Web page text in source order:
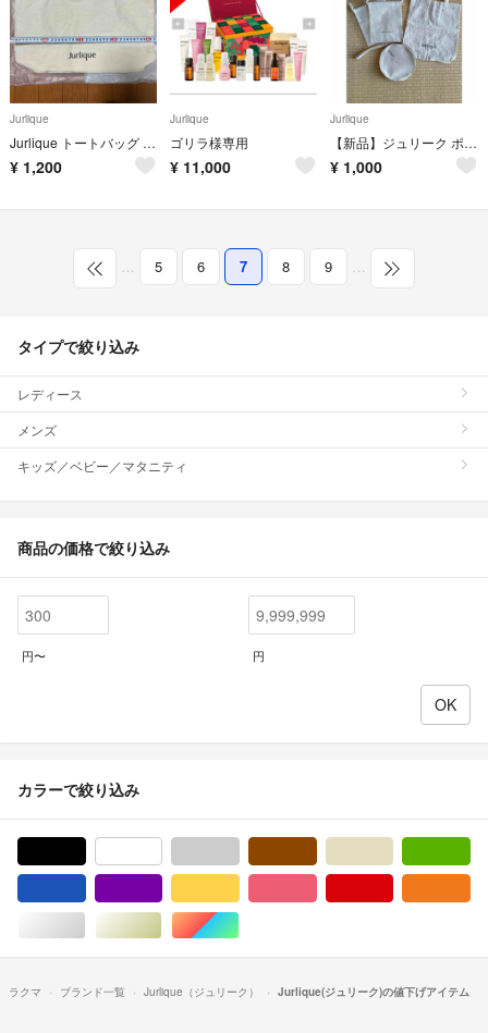
Jurlique
Jurlique トートバッグ クリーム色
¥ 1,200
Jurlique
ゴリラ様専用
¥ 11,000
Jurlique
【新品】ジュリーク ポーチ＆バッグ、AQUA ・AQUA巾着計4点！
¥ 1,000
… 5 6 7 8 9 …
タイプで絞り込み
レディース
メンズ
キッズ／ベビー／マタニティ
商品の価格で絞り込み
円〜 円
カラーで絞り込み
シルバー/銀色系ゴールド/金色系マルチカラー
ラクマ ブランド一覧 Jurlique（ジュリーク） Jurlique(ジュリーク)の値下げアイテム